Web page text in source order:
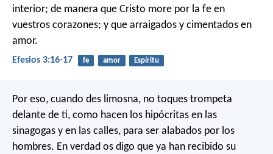
interior; de manera que Cristo more por la fe en
vuestros corazones; y que arraigados y cimentados en
amor.
Efesios 3:16-17 fe amor Espíritu
Por eso, cuando des limosna, no toques trompeta
delante de ti, como hacen los hipócritas en las
sinagogas y en las calles, para ser alabados por los
hombres. En verdad os digo que ya han recibido su